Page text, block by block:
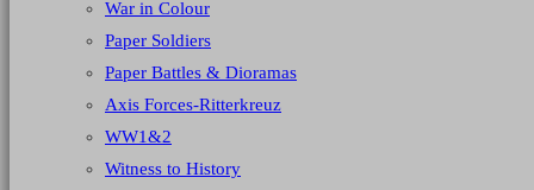
War in Colour
Paper Soldiers
Paper Battles & Dioramas
Axis Forces-Ritterkreuz
WW1&2
Witness to History